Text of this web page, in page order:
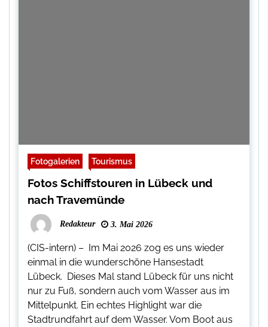
Fotogalerien Tourismus
Fotos Schiffstouren in Lübeck und
nach Travemünde
Redakteur 3. Mai 2026
(CIS-intern) – Im Mai 2026 zog es uns wieder
einmal in die wunderschöne Hansestadt
Lübeck. Dieses Mal stand Lübeck für uns nicht
nur zu Fuß, sondern auch vom Wasser aus im
Mittelpunkt. Ein echtes Highlight war die
Stadtrundfahrt auf dem Wasser. Vom Boot aus